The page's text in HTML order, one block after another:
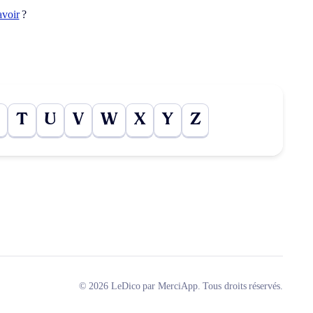
?
T U V W X Y Z
© 2026 LeDico par MerciApp. Tous droits réservés.